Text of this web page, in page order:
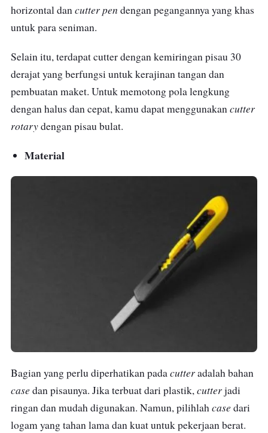
horizontal dan cutter pen dengan pegangannya yang khas
untuk para seniman.
Selain itu, terdapat cutter dengan kemiringan pisau 30
derajat yang berfungsi untuk kerajinan tangan dan
pembuatan maket. Untuk memotong pola lengkung
dengan halus dan cepat, kamu dapat menggunakancutter
rotarydengan pisau bulat.
Material
Bagian yang perlu diperhatikan padacutteradalah bahan
case dan pisaunya. Jika terbuat dari plastik,cutterjadi
ringan dan mudah digunakan. Namun, pilihlahcase dari
logam yang tahan lama dan kuat untuk pekerjaan berat.